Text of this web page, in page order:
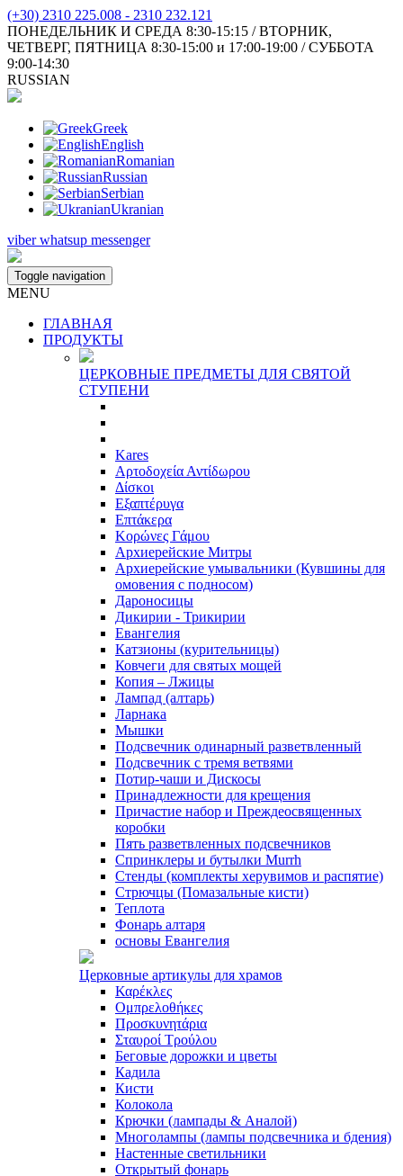
(+30) 2310 225.008 - 2310 232.121
ПОНЕДЕЛЬНИК И СРЕДА 8:30-15:15 / ВТОРНИК,
ЧЕТВЕРГ, ПЯТНИЦА 8:30-15:00 и 17:00-19:00 / СУББОТА
9:00-14:30
RUSSIAN
Greek
English
Romanian
Russian
Serbian
Ukranian
viber whatsup messenger
Toggle navigation
MENU
ГЛАВНАЯ
ПРОДУКТЫ
ЦЕРКОВНЫЕ ПРЕДМЕТЫ ДЛЯ СВЯТОЙ
СТУПЕНИ
Kares
Αρτοδοχεία Αντίδωρου
Δίσκοι
Εξαπτέρυγα
Επτάκερα
Κορώνες Γάμου
Архиерейские Митры
Архиерейские умывальники (Кувшины для
омовения с подносом)
Дароносицы
Дикирии - Трикирии
Евангелия
Катзионы (курительницы)
Ковчеги для святых мощей
Копия – Лжицы
Лампад (алтарь)
Ларнака
Мышки
Подсвечник одинарный разветвленный
Подсвечник с тремя ветвями
Потир-чаши и Дискосы
Принадлежности для крещения
Причастие набор и Преждеосвященных
коробки
Пять разветвленных подсвечников
Спринклеры и бутылки Murrh
Стенды (комплекты херувимов и распятие)
Стрючцы (Помазальные кисти)
Теплота
Фонарь алтаря
основы Евангелия
Церковные артикулы для храмов
Καρέκλες
Ομπρελοθήκες
Προσκυνητάρια
Σταυροί Τρούλου
Беговые дорожки и цветы
Кадила
Кисти
Колокола
Крючки (лампады & Аналой)
Многолампы (лампы подсвечника и бдения)
Настенные светильники
Открытый фонарь